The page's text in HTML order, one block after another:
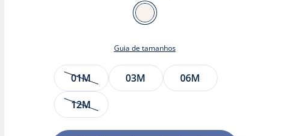
Cor
BRANCO
JACADI
Guia de tamanhos
Tamanho
01M 03M
06M
12M